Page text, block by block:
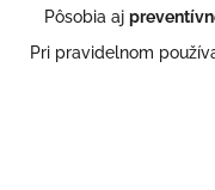
Pôsobia aj
Pri pravidelnom